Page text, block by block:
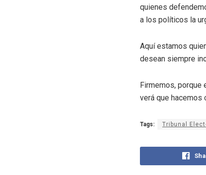
quienes
a los políticos la
Aquí estamos
desean siempre
Firmemos, porque
verá que hacemos
Tags: Tribunal